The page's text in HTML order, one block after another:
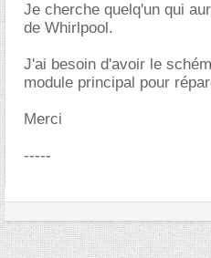
Je cherche quelq'un qui
de Whirlpool.
J'ai besoin d'avoir le
module principal pour
Merci
-----